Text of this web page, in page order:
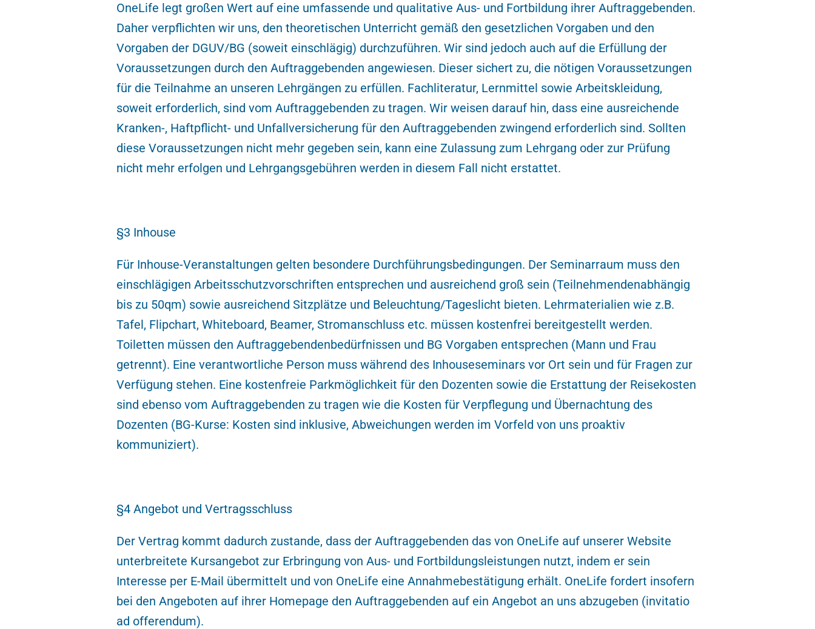
OneLife legt großen Wert auf eine umfassende und qualitative Aus- und Fortbildung ihrer Auftraggebenden.
Daher verpflichten wir uns, den theoretischen Unterricht gemäß den gesetzlichen Vorgaben und den
Vorgaben der DGUV/BG (soweit einschlägig) durchzuführen. Wir sind jedoch auch auf die Erfüllung der
Voraussetzungen durch den Auftraggebenden angewiesen. Dieser sichert zu, die nötigen Voraussetzungen
für die Teilnahme an unseren Lehrgängen zu erfüllen. Fachliteratur, Lernmittel sowie Arbeitskleidung,
soweit erforderlich, sind vom Auftraggebenden zu tragen. Wir weisen darauf hin, dass eine ausreichende
Kranken-, Haftpflicht- und Unfallversicherung für den Auftraggebenden zwingend erforderlich sind. Sollten
diese Voraussetzungen nicht mehr gegeben sein, kann eine Zulassung zum Lehrgang oder zur Prüfung
nicht mehr erfolgen und Lehrgangsgebühren werden in diesem Fall nicht erstattet.
§3 Inhouse
Für Inhouse-Veranstaltungen gelten besondere Durchführungsbedingungen. Der Seminarraum muss den
einschlägigen Arbeitsschutzvorschriften entsprechen und ausreichend groß sein (Teilnehmendenabhängig
bis zu 50qm) sowie ausreichend Sitzplätze und Beleuchtung/Tageslicht bieten. Lehrmaterialien wie z.B.
Tafel, Flipchart, Whiteboard, Beamer, Stromanschluss etc. müssen kostenfrei bereitgestellt werden.
Toiletten müssen den Auftraggebendenbedürfnissen und BG Vorgaben entsprechen (Mann und Frau
getrennt). Eine verantwortliche Person muss während des Inhouseseminars vor Ort sein und für Fragen zur
Verfügung stehen. Eine kostenfreie Parkmöglichkeit für den Dozenten sowie die Erstattung der Reisekosten
sind ebenso vom Auftraggebenden zu tragen wie die Kosten für Verpflegung und Übernachtung des
Dozenten (BG-Kurse: Kosten sind inklusive, Abweichungen werden im Vorfeld von uns proaktiv
kommuniziert).
§4 Angebot und Vertragsschluss
Der Vertrag kommt dadurch zustande, dass der Auftraggebenden das von OneLife auf unserer Website
unterbreitete Kursangebot zur Erbringung von Aus- und Fortbildungsleistungen nutzt, indem er sein
Interesse per E-Mail übermittelt und von OneLife eine Annahmebestätigung erhält. OneLife fordert insofern
bei den Angeboten auf ihrer Homepage den Auftraggebenden auf ein Angebot an uns abzugeben (invitatio
ad offerendum).